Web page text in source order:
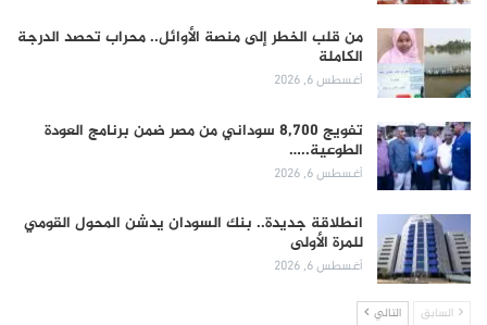
من قلب الخطر إلى منصة الأوائل.. محراب تحصد الدرجة
الكاملة
أغسطس 6, 2026
تفويج 8,700 سوداني من مصر ضمن برنامج العودة
الطوعية..…
أغسطس 6, 2026
انطلاقة جديدة.. بنك السودان يدشن المحول القومي
للمرة الأولى
أغسطس 6, 2026
السابق التالي